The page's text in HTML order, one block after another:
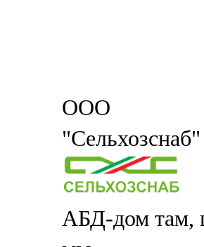
ООО
"Сельхозснаб"
АБД-дом там,